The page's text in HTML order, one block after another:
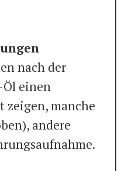
nach der
Öl einen
zeigen, manche
andere